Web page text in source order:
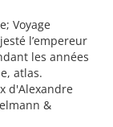
Voyage
l’empereur
les années
atlas.
d'Alexandre
&